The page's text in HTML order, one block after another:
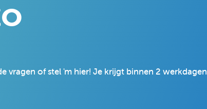
vragen of stel 'm hier! Je krijgt binnen 2 werkdagen